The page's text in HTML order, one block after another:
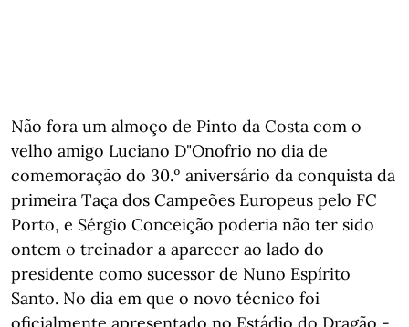
Não fora um almoço de Pinto da Costa com o
velho amigo Luciano D"Onofrio no dia de
comemoração do 30.º aniversário da conquista da
primeira Taça dos Campeões Europeus pelo FC
Porto, e Sérgio Conceição poderia não ter sido
ontem o treinador a aparecer ao lado do
presidente como sucessor de Nuno Espírito
Santo. No dia em que o novo técnico foi